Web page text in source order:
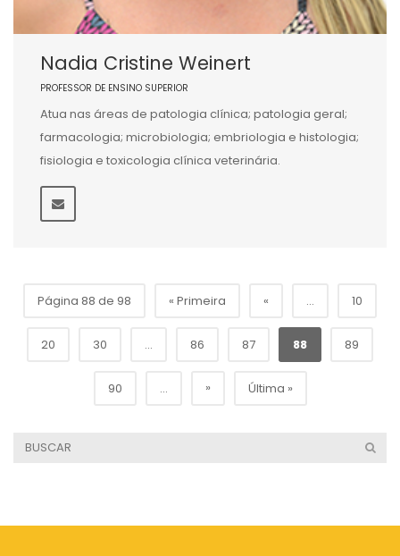
Nadia Cristine Weinert
PROFESSOR DE ENSINO SUPERIOR
Atua nas áreas de patologia clínica; patologia geral;
farmacologia; microbiologia; embriologia e histologia;
fisiologia e toxicologia clínica veterinária.
Página 88 de 98 « Primeira « ... 10
20 30 ... 86 87 88 89
90 ... » Última »